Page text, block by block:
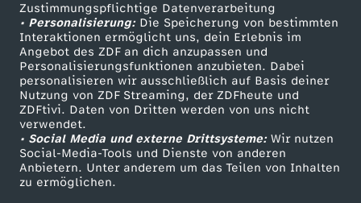
Zustimmungspflichtige Datenverarbeitung
• Personalisierung:Die Speicherung von bestimmten
Interaktionen ermöglicht uns, dein Erlebnis im
Angebot des ZDF an dich anzupassen und
Personalisierungsfunktionen anzubieten. Dabei
personalisieren wir ausschließlich auf Basis deiner
Nutzung von ZDF Streaming, der ZDFheute und
ZDFtivi. Daten von Dritten werden von uns nicht
verwendet.
• Social Media und externe Drittsysteme:Wir nutzen
Social-Media-Tools und Dienste von anderen
Anbietern. Unter anderem um das Teilen von Inhalten
zu ermöglichen.
i
t
L
u
Livestreams
Sendungen A-Z
TV-Programm
Zuschauerservice
Hilfe
ZDF Unternehmen
Karriere